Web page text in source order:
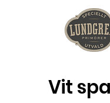
Vit